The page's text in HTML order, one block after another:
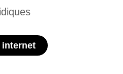
internet